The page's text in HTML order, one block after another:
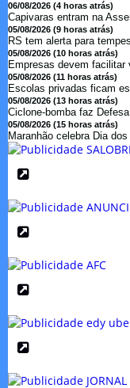
06/08/2026 (4 horas atrás)
Capivaras entram na
05/08/2026 (9 horas atrás)
RS tem alerta para
05/08/2026 (10 horas atrás)
Empresas devem facilitar
05/08/2026 (11 horas atrás)
Escolas privadas ficam
05/08/2026 (13 horas atrás)
Ciclone-bomba faz
05/08/2026 (15 horas atrás)
Maranhão celebra Dia